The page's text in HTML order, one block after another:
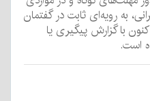
به رویه‌ای ثابت در گفتمان
با گزارش پیگیری یا
است.